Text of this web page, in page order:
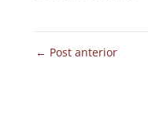
← Post anterior